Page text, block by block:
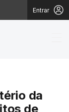
Entrar
do
da
de